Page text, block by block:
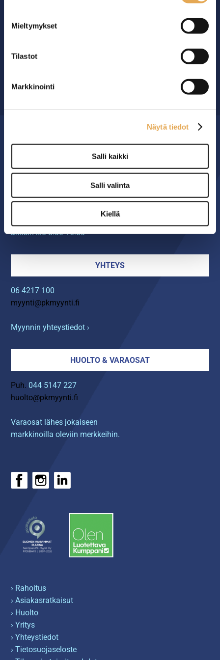
Mieltymykset
Tilastot
Markkinointi
Näytä tiedot
Salli kaikki
Salli valinta
Kiellä
29 vuoden kokemuksella ympäri Suomen
MYYMÄLÄ
Seinäjoen PK-Myynti Oy
60120 SEINÄJOKI
arkisin klo 8.00-16.00
YHTEYS
06 4217 100
myynti@pkmyynti.fi
Myynnin yhteystiedot ›
HUOLTO & VARAOSAT
Puh. 044 5147 227
huolto@pkmyynti.fi
Varaosat lähes jokaiseen
markkinoilla oleviin merkkeihin.
› Rahoitus
› Asiakasratkaisut
› Huolto
› Yritys
› Yhteystiedot
› Tietosuojaseloste